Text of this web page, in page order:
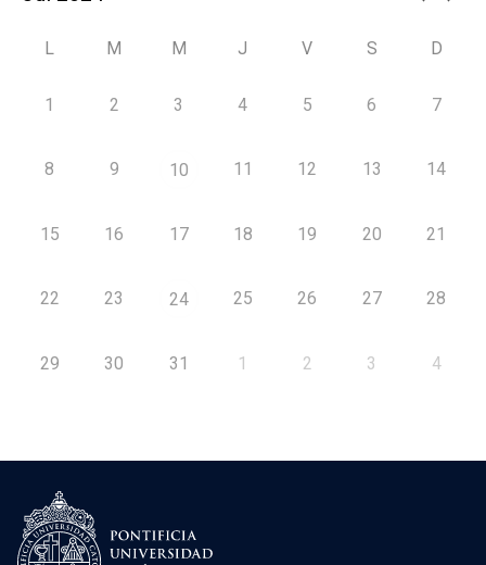
L M M J V S D
1 2 3 4 5 6 7
8 9 10 11 12 13 14
15 16 17 18 19 20 21
22 23 24 25 26 27 28
29 30 31 1 2 3 4